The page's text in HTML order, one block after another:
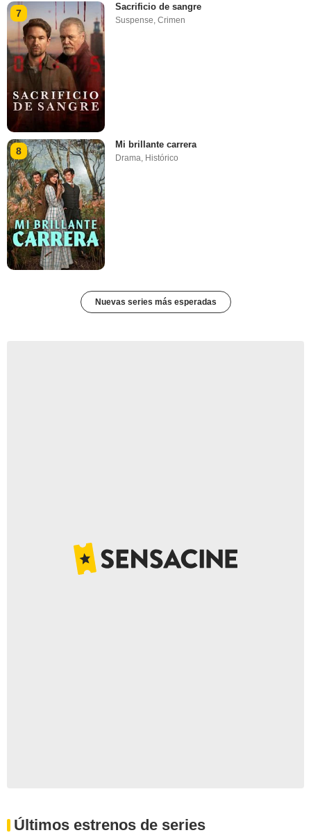
7
Sacrificio de sangre
Suspense ,Crimen
8
Mi brillante carrera
Drama, Histórico
Nuevas series más esperadas
Últimos estrenos de series